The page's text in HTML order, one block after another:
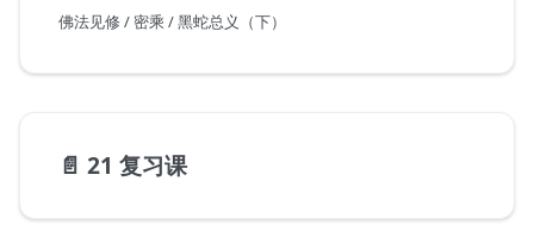
佛法见修 / 密乘 / 黑蛇总义（下）
📄️ 21 复习课